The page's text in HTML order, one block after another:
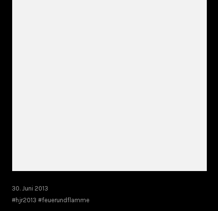
30. Juni 2013
#hjr2013 #feuerundflamme